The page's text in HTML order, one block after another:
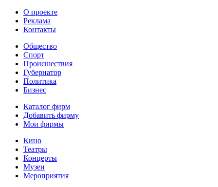
О проекте
Реклама
Контакты
Общество
Спорт
Происшествия
Губернатор
Политика
Бизнес
Каталог фирм
Добавить фирму
Мои фирмы
Кино
Театры
Концерты
Музеи
Мероприятия